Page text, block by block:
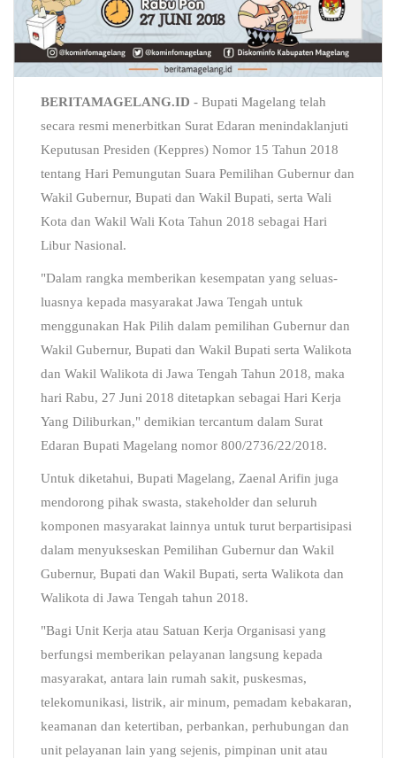
BERITAMAGELANG.ID - Bupati Magelang telah
secara resmi menerbitkan Surat Edaran menindaklanjuti
Keputusan Presiden (Keppres) Nomor 15 Tahun 2018
tentang Hari Pemungutan Suara Pemilihan Gubernur dan
Wakil Gubernur, Bupati dan Wakil Bupati, serta Wali
Kota dan Wakil Wali Kota Tahun 2018 sebagai Hari
Libur Nasional.
"Dalam rangka memberikan kesempatan yang seluas-
luasnya kepada masyarakat Jawa Tengah untuk
menggunakan Hak Pilih dalam pemilihan Gubernur dan
Wakil Gubernur, Bupati dan Wakil Bupati serta Walikota
dan Wakil Walikota di Jawa Tengah Tahun 2018, maka
hari Rabu, 27 Juni 2018 ditetapkan sebagai Hari Kerja
Yang Diliburkan," demikian tercantum dalam Surat
Edaran Bupati Magelang nomor 800/2736/22/2018.
Untuk diketahui, Bupati Magelang, Zaenal Arifin juga
mendorong pihak swasta, stakeholder dan seluruh
komponen masyarakat lainnya untuk turut berpartisipasi
dalam menyukseskan Pemilihan Gubernur dan Wakil
Gubernur, Bupati dan Wakil Bupati, serta Walikota dan
Walikota di Jawa Tengah tahun 2018.
"Bagi Unit Kerja atau Satuan Kerja Organisasi yang
berfungsi memberikan pelayanan langsung kepada
masyarakat, antara lain rumah sakit, puskesmas,
telekomunikasi, listrik, air minum, pemadam kebakaran,
keamanan dan ketertiban, perbankan, perhubungan dan
unit pelayanan lain yang sejenis, pimpinan unit atau